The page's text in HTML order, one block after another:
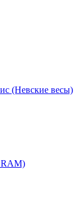
(Невские весы)